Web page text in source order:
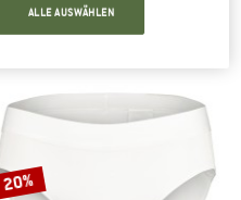
CHF 178.95CHF 125.27
(0)
20%
ALLE AUSWÄHLEN